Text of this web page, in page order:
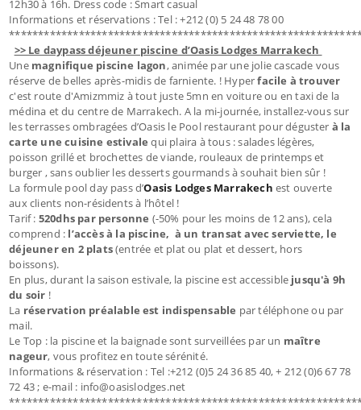
12h30 à 16h. Dress code : Smart casual
Informations et réservations : Tel : +212 (0) 5 24 48 78 00
>> Le daypass déjeuner piscine d’Oasis Lodges Marrakech
Une magnifique piscine lagon, animée par une jolie cascade vous
réserve de belles après-midis de farniente. ! Hyperfacile à trouver
c'est route d'Amizmmiz à tout juste 5mn en voiture ou en taxi de la
médina et du centre de Marrakech. A la mi-journée, installez-vous sur
les terrasses ombragées d’Oasis le Pool restaurant pour déguster à la
carte une cuisine estivale qui plaira à tous : salades légères,
poisson grillé et brochettes de viande, rouleaux de printemps et
burger , sans oublier les desserts gourmands à souhait bien sûr !
La formule pool day pass d’Oasis Lodges Marrakech est ouverte
aux clients non-résidents à l’hôtel !
Tarif : 520dhs par personne (-50% pour les moins de 12 ans), cela
comprend : l’accès à la piscine, à un transat avec serviette, le
déjeuner en 2 plats(entrée et plat ou plat et dessert, hors
boissons).
En plus, durant la saison estivale, la piscine est accessible jusqu'à 9h
du soir !
La réservation préalable est indispensable par téléphone ou par
mail.
Le Top : la piscine et la baignade sont surveillées par un maître
nageur, vous profitez en toute sérénité.
Informations & réservation : Tel :+212 (0)5 24 36 85 40, + 212 (0)6 67 78
72 43 ; e-mail : info@oasislodges.net